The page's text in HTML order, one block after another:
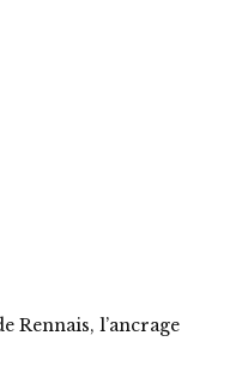
Rennais, l’ancrage